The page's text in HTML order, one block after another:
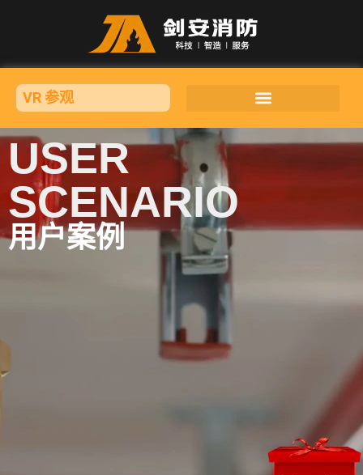
VR 参观
USER
SCENARIO
用户案例